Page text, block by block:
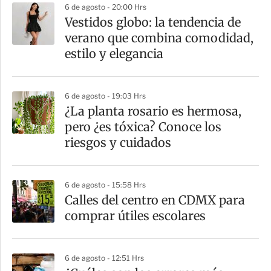
a
r
t
6 de agosto - 20:00 Hrs
Vestidos globo: la tendencia de
verano que combina comodidad,
estilo y elegancia
6 de agosto - 19:03 Hrs
¿La planta rosario es hermosa,
pero ¿es tóxica? Conoce los
riesgos y cuidados
6 de agosto - 15:58 Hrs
Calles del centro en CDMX para
comprar útiles escolares
6 de agosto - 12:51 Hrs